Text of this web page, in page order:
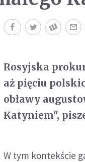
Rosyjska
aż pięciu
obławy
Katyniem",
W tym kontekście